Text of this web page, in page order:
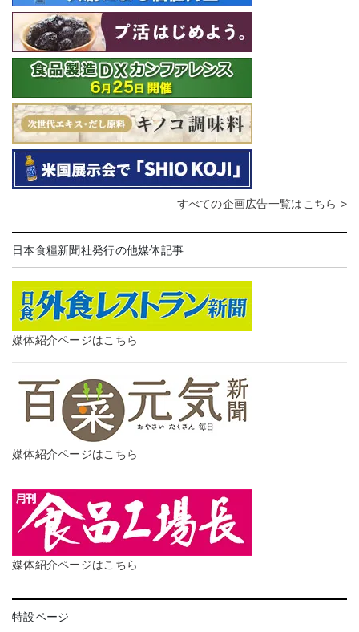
すべての企画広告一覧はこちら >
日本食糧新聞社発行の他媒体記事
媒体紹介ページはこちら
媒体紹介ページはこちら
媒体紹介ページはこちら
特設ページ